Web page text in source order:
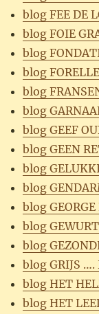
blog FEE DE
blog FOIE
blog
blog
blog
blog
blog GEEF
blog GEEN
blog
blog
blog GEORGE
blog
blog
blog GRIJS ….
blog HET
blog HET